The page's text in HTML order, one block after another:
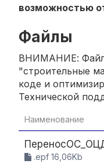
возможностью
Файлы
ВНИМАНИЕ:
"строительные
коде и
Технической
Наименование
.epf 16,06Kb